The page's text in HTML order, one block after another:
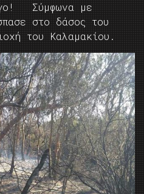
Σύμφωνα με
στο δάσος του
του Καλαμακίου.